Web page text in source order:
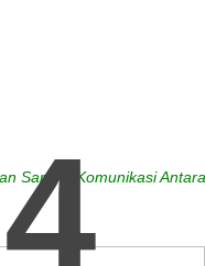
Komunikasi Antara